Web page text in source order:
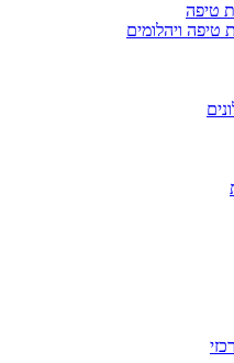
ויהלומים